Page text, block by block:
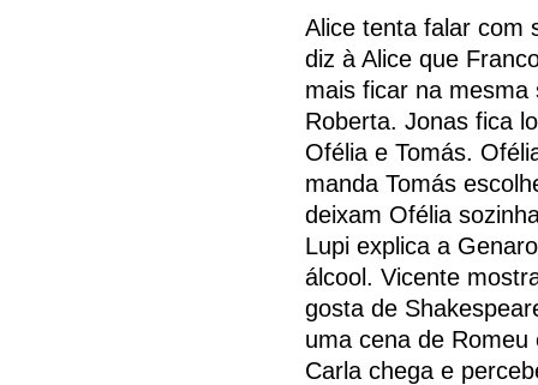
Alice tenta falar com
diz à Alice que
mais ficar na
Roberta. Jonas fica
Ofélia e Tomás.
manda Tomás
deixam Ofélia
Lupi explica a
álcool. Vicente
gosta de
uma cena de
Carla chega e